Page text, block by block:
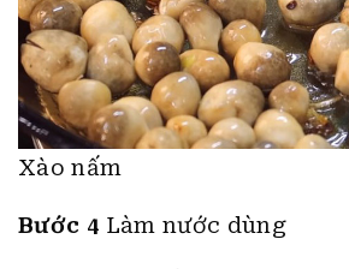
Xào nấm
Bước 4 Làm nước dùng